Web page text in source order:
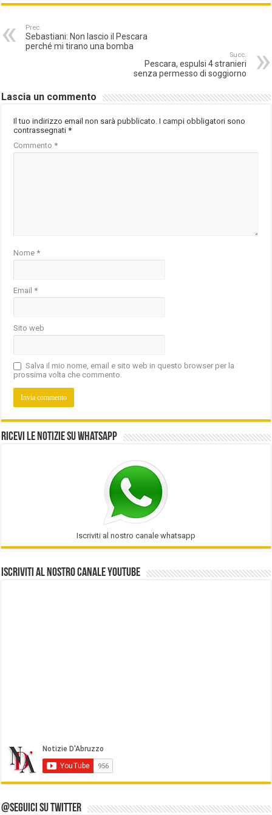
Prec.
Sebastiani: Non lascio il Pescara
perché mi tirano una bomba
Succ.
Pescara, espulsi 4 stranieri
senza permesso di soggiorno
Lascia un commento
Il tuo indirizzo email non sarà pubblicato. I campi obbligatori sono
contrassegnati*
Commento*
Nome*
Email*
Sito web
Salva il mio nome, email e sito web in questo browser per la
prossima volta che commento.
Ricevi le notizie su Whatsapp
Iscriviti al nostro canale whatsapp
Iscriviti al nostro Canale Youtube
@Seguici su Twitter